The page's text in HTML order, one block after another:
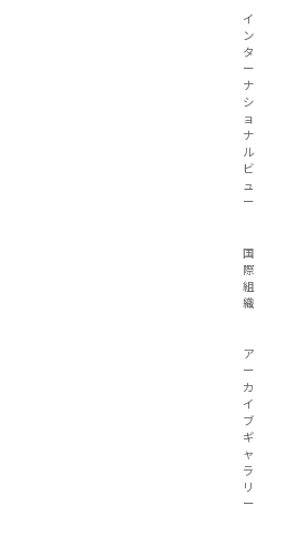
イ
ン
タ
ー
ナ
シ
ョ
ナ
ル
ビ
ュ
ー
国
際
組
織
ア
ー
カ
イ
ブ
ギ
ャ
ラ
リ
ー